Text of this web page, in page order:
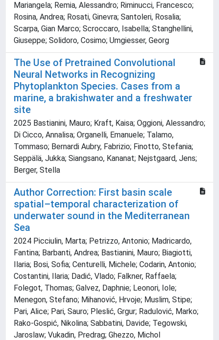
Mariangela; Remia, Alessandro; Riminucci, Francesco;
Rosina, Andrea; Rosati, Ginevra; Santoleri, Rosalia;
Scarpa, Gian Marco; Scroccaro, Isabella; Stanghellini,
Giuseppe; Solidoro, Cosimo; Umgiesser, Georg
The Use of Pretrained Convolutional
Neural Networks in Recognizing
Phytoplankton Species. Cases from a
marine, a brakishwater and a freshwater
site
2025 Bastianini, Mauro; Kraft, Kaisa; Oggioni, Alessandro;
Di Cicco, Annalisa; Organelli, Emanuele; Talamo,
Tommaso; Bernardi Aubry, Fabrizio; Finotto, Stefania;
Seppälä, Jukka; Siangsano, Kananat; Nejstgaard, Jens;
Berger, Stella
Author Correction: First basin scale
spatial–temporal characterization of
underwater sound in the Mediterranean
Sea
2024 Picciulin, Marta; Petrizzo, Antonio; Madricardo,
Fantina; Barbanti, Andrea; Bastianini, Mauro; Biagiotti,
Ilaria; Bosi, Sofia; Centurelli, Michele; Codarin, Antonio;
Costantini, Ilaria; Dadić, Vlado; Falkner, Raffaela;
Folegot, Thomas; Galvez, Daphnie; Leonori, Iole;
Menegon, Stefano; Mihanović, Hrvoje; Muslim, Stipe;
Pari, Alice; Pari, Sauro; Pleslić, Grgur; Radulović, Marko;
Rako-Gospić, Nikolina; Sabbatini, Davide; Tegowski,
Jaroslaw; Vukadin, Predrag; Ghezzo, Michol